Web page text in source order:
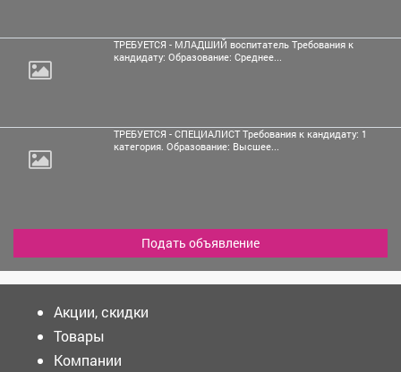
ТРЕБУЕТСЯ - МЛАДШИЙ воспитатель Требования к
кандидату: Образование: Среднее...
ТРЕБУЕТСЯ - СПЕЦИАЛИСТ Требования к кандидату: 1
категория. Образование: Высшее...
Подать объявление
Акции, скидки
Товары
Компании